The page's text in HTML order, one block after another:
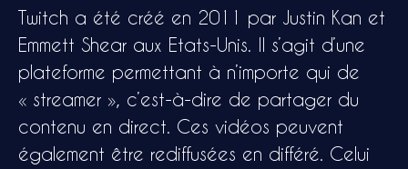
Twitch a été créé en 2011 par Justin Kan et
Emmett Shear aux Etats-Unis. Il s’agit d’une
plateforme permettant à n’importe qui de
« streamer », c’est-à-dire de partager du
contenu en direct. Ces vidéos peuvent
également être rediffusées en différé. Celui